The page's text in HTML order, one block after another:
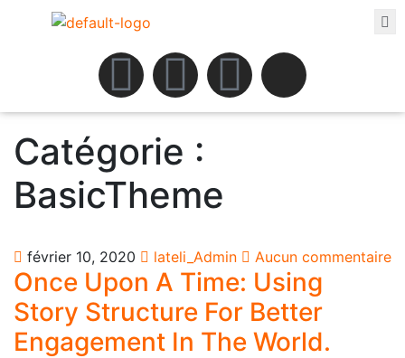
Catégorie :
BasicTheme
février 10, 2020 lateli_Admin Aucun commentaire
Once Upon A Time: Using
Story Structure For Better
Engagement In The World.